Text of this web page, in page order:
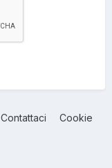
Contattaci Cookie